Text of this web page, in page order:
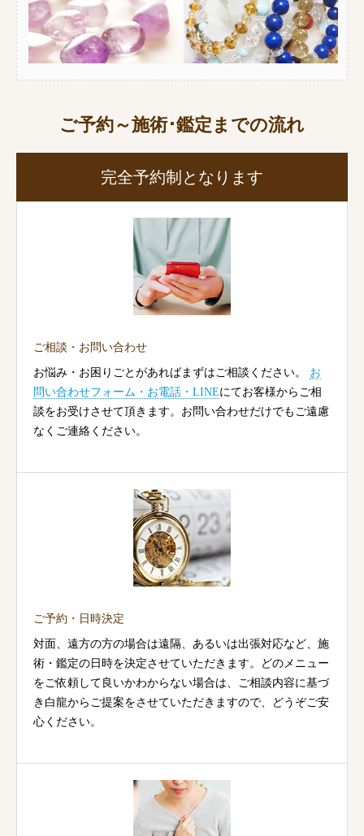
ご予約～施術･鑑定までの流れ
完全予約制となります
ご相談・お問い合わせ
お悩み・お困りごとがあればまずはご相談ください。 お
問い合わせフォーム・お電話・LINEにてお客様からご相
談をお受けさせて頂きます。お問い合わせだけでもご遠慮
なくご連絡ください。
ご予約・日時決定
対面、遠方の方の場合は遠隔、あるいは出張対応など、施
術・鑑定の日時を決定させていただきます。どのメニュー
をご依頼して良いかわからない場合は、ご相談内容に基づ
き白龍からご提案をさせていただきますので、どうぞご安
心ください。